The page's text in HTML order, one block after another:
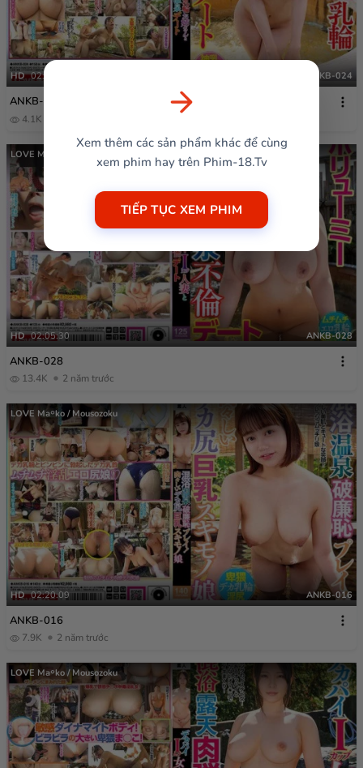
HD 02:30:28 ANKB-024
ANKB-024
4.1K
LOVE Ma￮ko / Mousozoku
HD 02:05:30 ANKB-028
ANKB-028
13.4K 2 năm trước
LOVE Ma￮ko / Mousozoku
HD 02:20:09 ANKB-016
ANKB-016
7.9K 2 năm trước
LOVE Ma￮ko / Mousozoku
Xem thêm các sản phẩm khác để cùng
xem phim hay trên Phim-18.Tv
TIẾP TỤC XEM PHIM